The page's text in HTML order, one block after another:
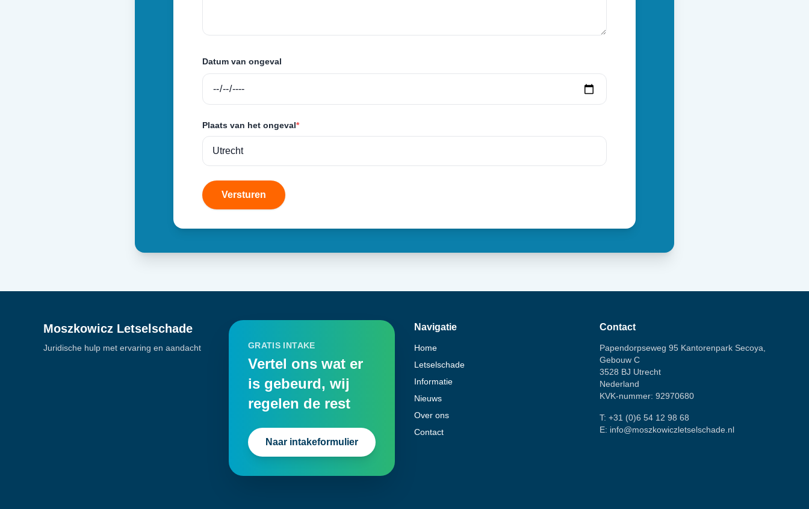
Datum van ongeval
Plaats van het ongeval*
Versturen
Moszkowicz Letselschade
Juridische hulp met ervaring en aandacht GRATIS INTAKE
Vertel ons wat er
is gebeurd, wij
regelen de rest
Naar intakeformulier
Navigatie
Home
Letselschade
Informatie
Nieuws
Over ons
Contact
Contact
Papendorpseweg 95 Kantorenpark Secoya,
Gebouw C
3528 BJ Utrecht
Nederland
KVK-nummer: 92970680
T: +31 (0)6 54 12 98 68
E: info@moszkowiczletselschade.nl